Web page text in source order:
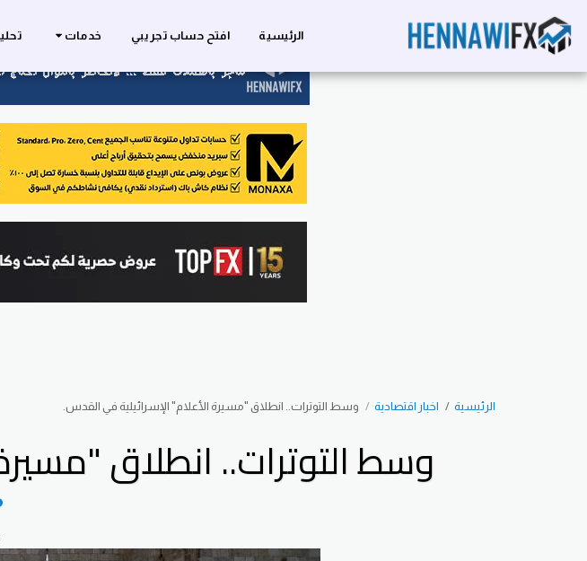
الرئيسية افتح حساب تجريبي خدمات
الرئيسية اخبار اقتصادية وسط التوترات.. انطلاق "مسيرة الأعلام" الإسرائيلية في القدس.
وسط التوترات.. انطلاق